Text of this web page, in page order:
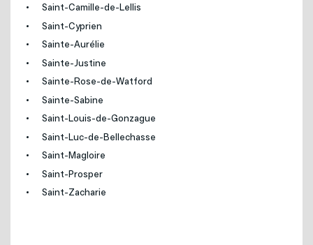
Saint-Camille-de-Lellis
Saint-Cyprien
Sainte-Aurélie
Sainte-Justine
Sainte-Rose-de-Watford
Sainte-Sabine
Saint-Louis-de-Gonzague
Saint-Luc-de-Bellechasse
Saint-Magloire
Saint-Prosper
Saint-Zacharie